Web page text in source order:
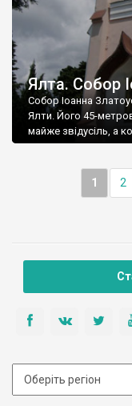
Ялта. Собор
Собор Іоанна
Ялти. Його 45-
майже звідусіль, а
1 2